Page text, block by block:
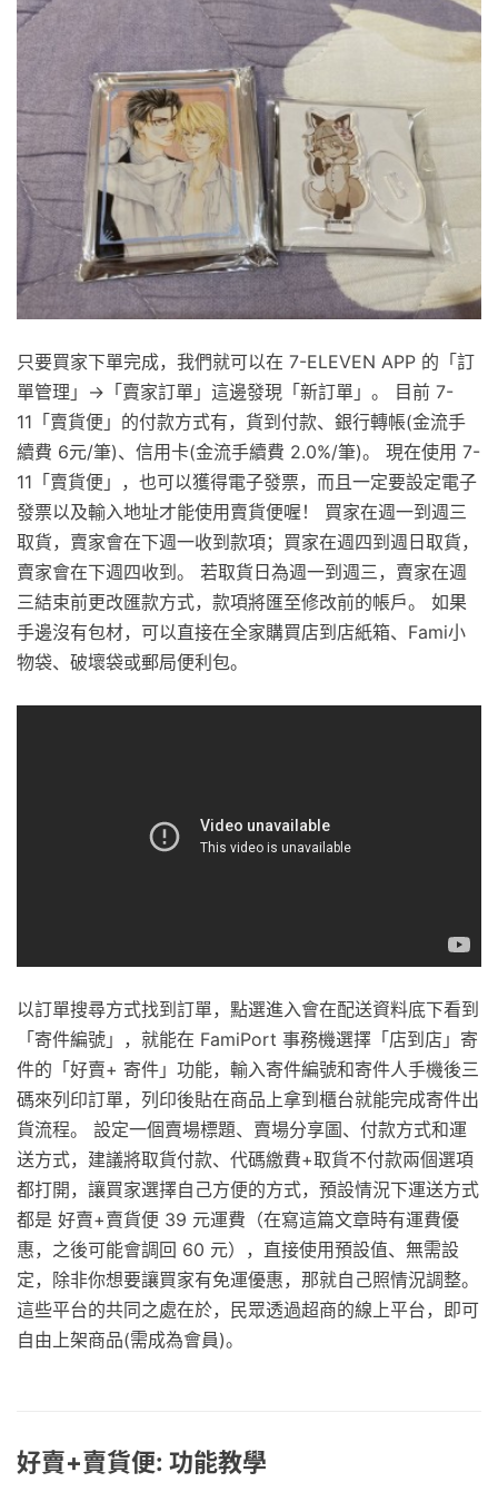
只要買家下單完成，我們就可以在 7-ELEVEN APP 的「訂
單管理」→「賣家訂單」這邊發現「新訂單」。 目前 7-
11「賣貨便」的付款方式有，貨到付款、銀行轉帳(金流手
續費 6元/筆)、信用卡(金流手續費 2.0%/筆)。 現在使用 7-
11「賣貨便」，也可以獲得電子發票，而且一定要設定電子
發票以及輸入地址才能使用賣貨便喔！ 買家在週一到週三
取貨，賣家會在下週一收到款項；買家在週四到週日取貨，
賣家會在下週四收到。 若取貨日為週一到週三，賣家在週
三結束前更改匯款方式，款項將匯至修改前的帳戶。 如果
手邊沒有包材，可以直接在全家購買店到店紙箱、Fami小
物袋、破壞袋或郵局便利包。
以訂單搜尋方式找到訂單，點選進入會在配送資料底下看到
「寄件編號」，就能在 FamiPort 事務機選擇「店到店」寄
件的「好賣+ 寄件」功能，輸入寄件編號和寄件人手機後三
碼來列印訂單，列印後貼在商品上拿到櫃台就能完成寄件出
貨流程。 設定一個賣場標題、賣場分享圖、付款方式和運
送方式，建議將取貨付款、代碼繳費+取貨不付款兩個選項
都打開，讓買家選擇自己方便的方式，預設情況下運送方式
都是 好賣+賣貨便 39 元運費（在寫這篇文章時有運費優
惠，之後可能會調回 60 元），直接使用預設值、無需設
定，除非你想要讓買家有免運優惠，那就自己照情況調整。
這些平台的共同之處在於，民眾透過超商的線上平台，即可
自由上架商品(需成為會員)。
好賣+賣貨便: 功能教學